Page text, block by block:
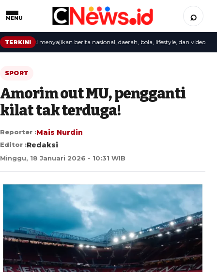
MENU ⌕
TERKINI
redaksi menyajikan berita nasional, daerah, bola, lifestyle, dan video
SPORT
Amorim out MU, pengganti
kilat tak terduga!
Reporter :Mais Nurdin
Editor :Redaksi
Minggu, 18 Januari 2026 - 10:31 WIB